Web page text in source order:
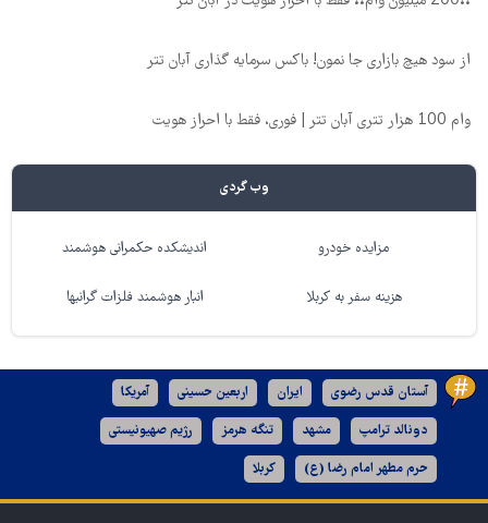
از سود هیچ بازاری جا نمون! باکس سرمایه گذاری آبان تتر
وام 100 هزار تتری آبان تتر | فوری، فقط با احراز هویت
وب گردی
مزایده خودرو اندیشکده حکمرانی هوشمند
هزینه سفر به کربلا انبار هوشمند فلزات گرانبها
آستان قدس رضوی ایران اربعین حسینی آمریکا
دونالد ترامپ مشهد تنگه هرمز رژیم صهیونیستی
حرم مطهر امام رضا (ع) کربلا